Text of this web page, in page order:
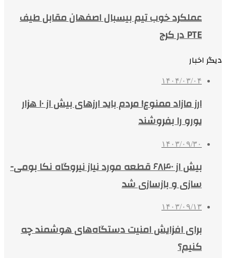
عملکرد خوب تیم بیسبال اصفهان مقابل طیف
PTE در کرج
دیگر اخبار
۱۴۰۴/۰۳/۰۴
ارز مازاد ممنوع! مردم باید ارزهای بیش از ۱۰ هزار
یورو را بفروشند
۱۴۰۳/۰۹/۳۰
بیش از ۶۸۴۰ قطعه مورد نیاز نیروگاه نکا بومی­
سازی و بازسازی شد
۱۴۰۳/۰۹/۱۳
برای افزایش امنیت دستگاه‌های هوشمند چه
کنیم؟